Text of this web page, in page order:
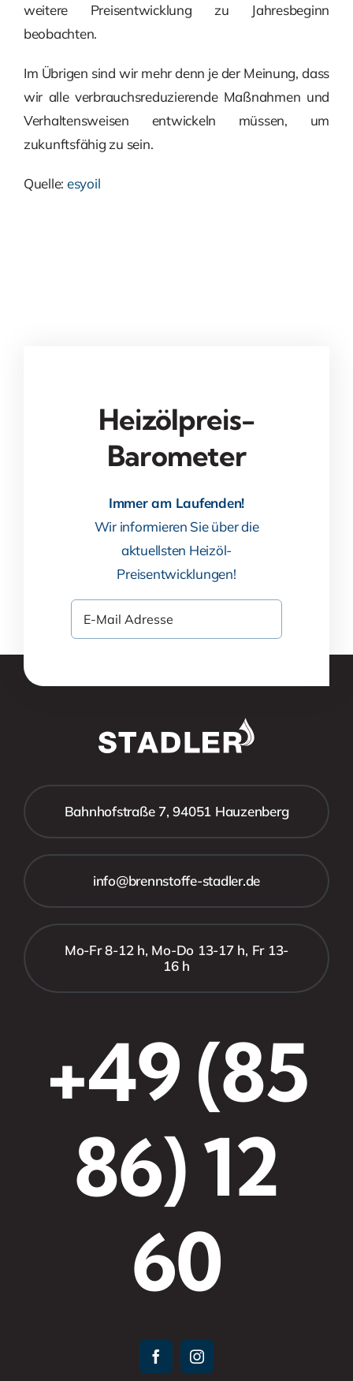
weitere Preisentwicklung zu Jahresbeginn
beobachten.
Im Übrigen sind wir mehr denn je der Meinung, dass
wir alle verbrauchsreduzierende Maßnahmen und
Verhaltensweisen entwickeln müssen, um
zukunftsfähig zu sein.
Quelle: esyoil
Heizölpreis-
Barometer
Immer am Laufenden!
Wir informieren Sie über die
aktuellsten Heizöl-
Preisentwicklungen!
Bahnhofstraße 7, 94051 Hauzenberg
info@brennstoffe-stadler.de
Mo-Fr 8-12 h, Mo-Do 13-17 h, Fr 13-
16 h
+49 (85
86) 12
60